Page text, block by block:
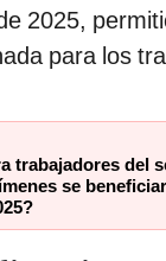
2025,
para los
trabajadores del
se